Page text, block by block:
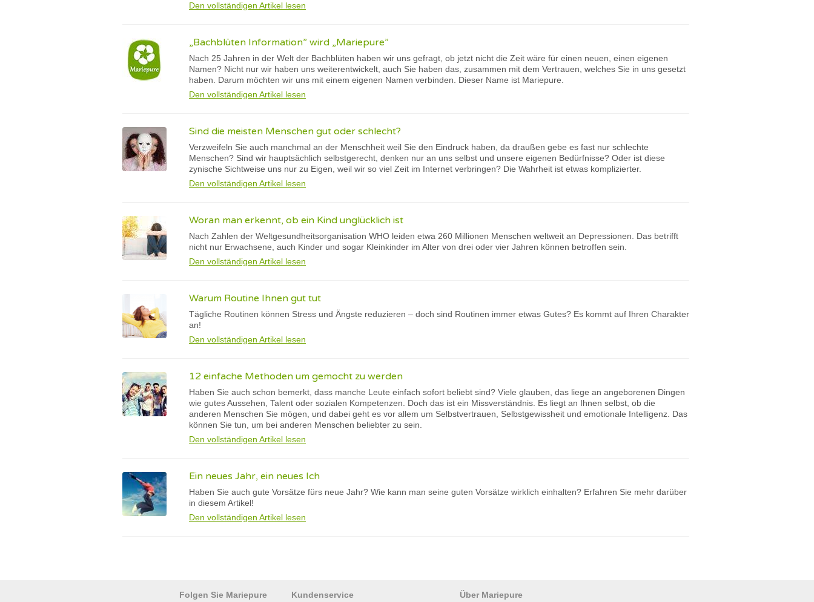
Den vollständigen Artikel lesen
„Bachblüten Information” wird „Mariepure”
Nach 25 Jahren in der Welt der Bachblüten haben wir uns gefragt, ob jetzt nicht die Zeit wäre für einen neuen, einen eigenen
Namen? Nicht nur wir haben uns weiterentwickelt, auch Sie haben das, zusammen mit dem Vertrauen, welches Sie in uns gesetzt
haben. Darum möchten wir uns mit einem eigenen Namen verbinden. Dieser Name ist Mariepure.
Den vollständigen Artikel lesen
Sind die meisten Menschen gut oder schlecht?
Verzweifeln Sie auch manchmal an der Menschheit weil Sie den Eindruck haben, da draußen gebe es fast nur schlechte
Menschen? Sind wir hauptsächlich selbstgerecht, denken nur an uns selbst und unsere eigenen Bedürfnisse? Oder ist diese
zynische Sichtweise uns nur zu Eigen, weil wir so viel Zeit im Internet verbringen? Die Wahrheit ist etwas komplizierter.
Den vollständigen Artikel lesen
Woran man erkennt, ob ein Kind unglücklich ist
Nach Zahlen der Weltgesundheitsorganisation WHO leiden etwa 260 Millionen Menschen weltweit an Depressionen. Das betrifft
nicht nur Erwachsene, auch Kinder und sogar Kleinkinder im Alter von drei oder vier Jahren können betroffen sein.
Den vollständigen Artikel lesen
Warum Routine Ihnen gut tut
Tägliche Routinen können Stress und Ängste reduzieren – doch sind Routinen immer etwas Gutes? Es kommt auf Ihren Charakter
an!
Den vollständigen Artikel lesen
12 einfache Methoden um gemocht zu werden
Haben Sie auch schon bemerkt, dass manche Leute einfach sofort beliebt sind? Viele glauben, das liege an angeborenen Dingen
wie gutes Aussehen, Talent oder sozialen Kompetenzen. Doch das ist ein Missverständnis. Es liegt an Ihnen selbst, ob die
anderen Menschen Sie mögen, und dabei geht es vor allem um Selbstvertrauen, Selbstgewissheit und emotionale Intelligenz. Das
können Sie tun, um bei anderen Menschen beliebter zu sein.
Den vollständigen Artikel lesen
Ein neues Jahr, ein neues Ich
Haben Sie auch gute Vorsätze fürs neue Jahr? Wie kann man seine guten Vorsätze wirklich einhalten? Erfahren Sie mehr darüber
in diesem Artikel!
Den vollständigen Artikel lesen
Folgen Sie Mariepure Kundenservice Über Mariepure